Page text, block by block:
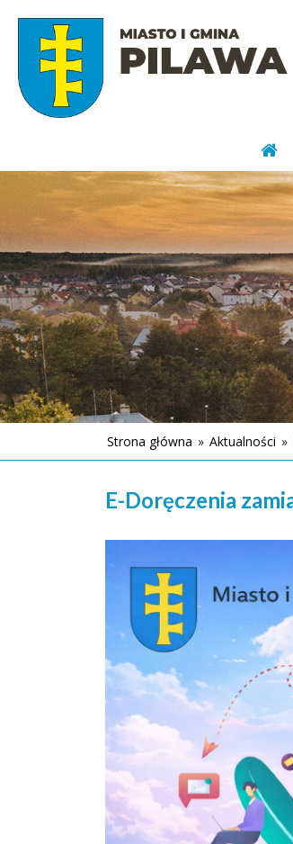
Strona główna » Aktualności »
E-Doręczenia